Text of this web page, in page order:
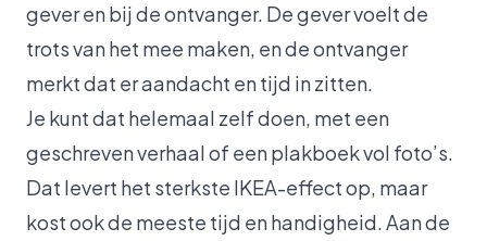
gever en bij de ontvanger. De gever voelt de
trots van het mee maken, en de ontvanger
merkt dat er aandacht en tijd in zitten.
Je kunt dat helemaal zelf doen, met een
geschreven verhaal of een plakboek vol foto’s.
Dat levert het sterkste IKEA-effect op, maar
kost ook de meeste tijd en handigheid. Aan de